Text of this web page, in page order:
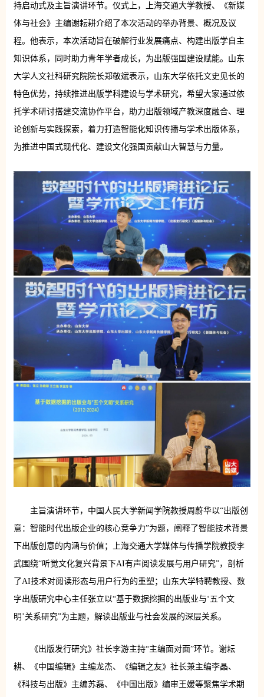
持启动式及主旨演讲环节。仪式上，上海交通大学教授、《新媒
体与社会》主编谢耘耕介绍了本次活动的举办背景、概况及议
程。他表示，本次活动旨在破解行业发展痛点、构建出版学自主
知识体系，同时助力青年学者成长，为出版强国建设赋能。山东
大学人文社科研究院院长郑敬斌表示，山东大学依托文史见长的
特色优势，持续推进出版学科建设与学术研究，希望大家通过依
托学术研讨搭建交流协作平台，助力出版领域产教深度融合、理
论创新与实践探索，着力打造智能化知识传播与学术出版体系，
为推进中国式现代化、建设文化强国贡献山大智慧与力量。
主旨演讲环节，中国人民大学新闻学院教授周蔚华以“出版创
意：智能时代出版企业的核心竞争力”为题，阐释了智能技术背景
下出版创意的内涵与价值；上海交通大学媒体与传播学院教授李
武围绕“听觉文化复兴背景下AI有声阅读发展与用户研究”，剖析
了AI技术对阅读形态与用户行为的重塑；山东大学特聘教授、数
字出版研究中心主任张立以“基于数据挖掘的出版业与‘五个文
明’关系研究”为主题，解读出版业与社会发展的深层关系。
《出版发行研究》社长李游主持“主编面对面”环节。谢耘
耕、《中国编辑》主编龙杰、《编辑之友》社长兼主编李晶、
《科技与出版》主编苏磊、《中国出版》编审王媛等聚焦学术期